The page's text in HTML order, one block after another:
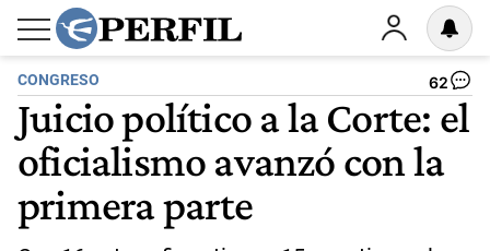
CONGRESO 62
Juicio político a la Corte: el
oficialismo avanzó con la
primera parte